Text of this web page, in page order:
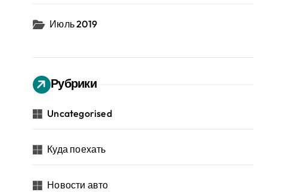
Июль 2019
Рубрики
Uncategorised
Куда поехать
Новости авто